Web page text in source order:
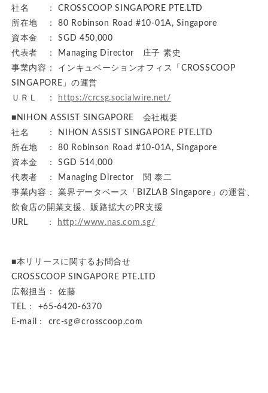
社名 ： CROSSCOOP SINGAPORE PTE.LTD
所在地 ： 80 Robinson Road #10-01A, Singapore
資本金 ： SGD 450,000
代表者 ： Managing Director 庄子 素史
事業内容： インキュベーションオフィス「CROSSCOOP
SINGAPORE」の運営
ＵＲＬ ：
https://crcsg.socialwire.net/
■NIHON ASSIST SINGAPORE 会社概要
社名 ： NIHON ASSIST SINGAPORE PTE.LTD
所在地 ： 80 Robinson Road #10-01A, Singapore
資本金 ： SGD 514,000
代表者 ： Managing Director 関 泰二
事業内容： 業界データベース「BIZLAB Singapore」の運営、
飲食店の開業支援、販路拡大のPR支援
URL ：
http://www.nas.com.sg/
■本リリースに関するお問合せ
CROSSCOOP SINGAPORE PTE.LTD
広報担当： 佐藤
TEL： +65-6420-6370
E-mail： crc-sg＠crosscoop.com